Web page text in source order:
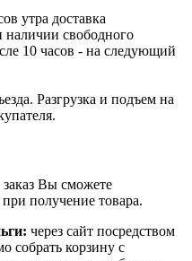
утра доставка
наличии свободного
10 часов - на следующий
Разгрузка и подъем на
Вы сможете
получение товара.
через сайт посредством
собрать корзину с